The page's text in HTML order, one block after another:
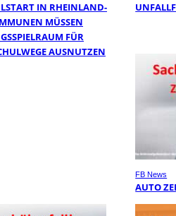
IN RHEINLAND-
MÜSSEN
FÜR
AUSNUTZEN
FB News
AUTO